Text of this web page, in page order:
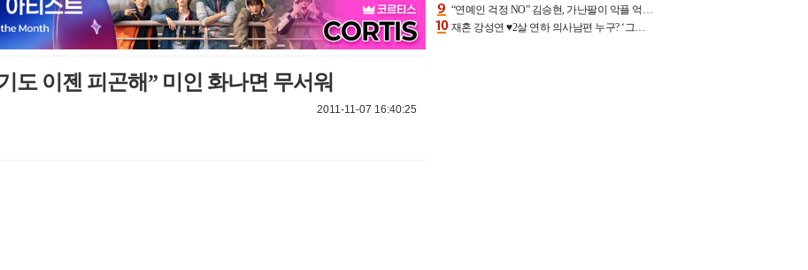
도 이젠 피곤해” 미인 화나면 무서워
2011-11-07 16:40:25
“연예인 걱정 NO” 김승현, 가난팔이 악플 억울할만‥아내+딸과 日 여행
재혼 강성연 ♥2살 연하 의사남편 누구? ‘그알’ 자문의에 훈남 비주얼 초엘리트 스펙 [종합]